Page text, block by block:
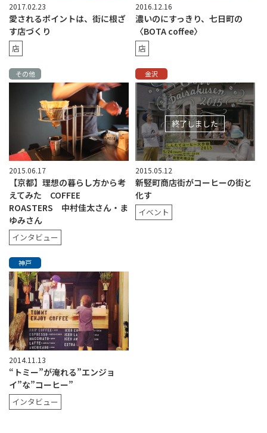
2017.02.23
愛されるポイントは、街に根ざ
す店づくり
店
2016.12.16
濃いのにすっきり、七日町の
〈BOTA coffee〉
店
その他
2015.06.17
【京都】理想の暮らし方から考
えてみた COFFEE
ROASTERS 中村佳太さん・ま
ゆみさん
インタビュー
金沢
終了しました
2015.05.12
新竪町商店街がコーヒーの街と
化す
イベント
神戸
2014.11.13
“トミー”が淹れる”エンジョ
イ”な”コーヒー”
インタビュー